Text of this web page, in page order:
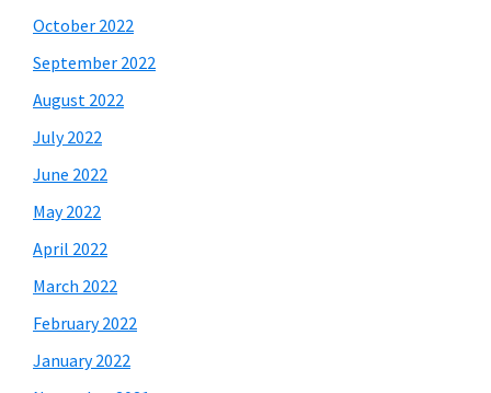
October 2022
September 2022
August 2022
July 2022
June 2022
May 2022
April 2022
March 2022
February 2022
January 2022